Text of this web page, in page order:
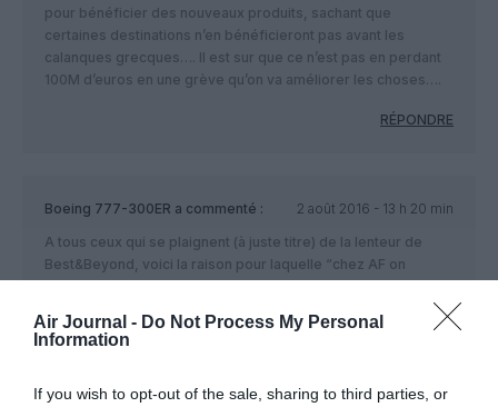
Air Journal - Do Not Process My Personal
Information
If you wish to opt-out of the sale, sharing to third parties, or
pour bénéficier des nouveaux produits, sachant que
certaines destinations n’en bénéficieront pas avant les
calanques grecques…. Il est sur que ce n’est pas en perdant
100M d’euros en une grève qu’on va améliorer les choses….
RÉPONDRE
Boeing 777-300ER a commenté :
2 août 2016 - 13 h 20 min
A tous ceux qui se plaignent (à juste titre) de la lenteur de
Best&Beyond, voici la raison pour laquelle “chez AF on
KLM renouvelle uniquement sa classe Affaires. Elle ne touche
pas à ses sièges éco sauf sur les Boeing 777-200ER en
urgent. Idem chez Lufthansa ou Alitalia (qui en réalité n’a